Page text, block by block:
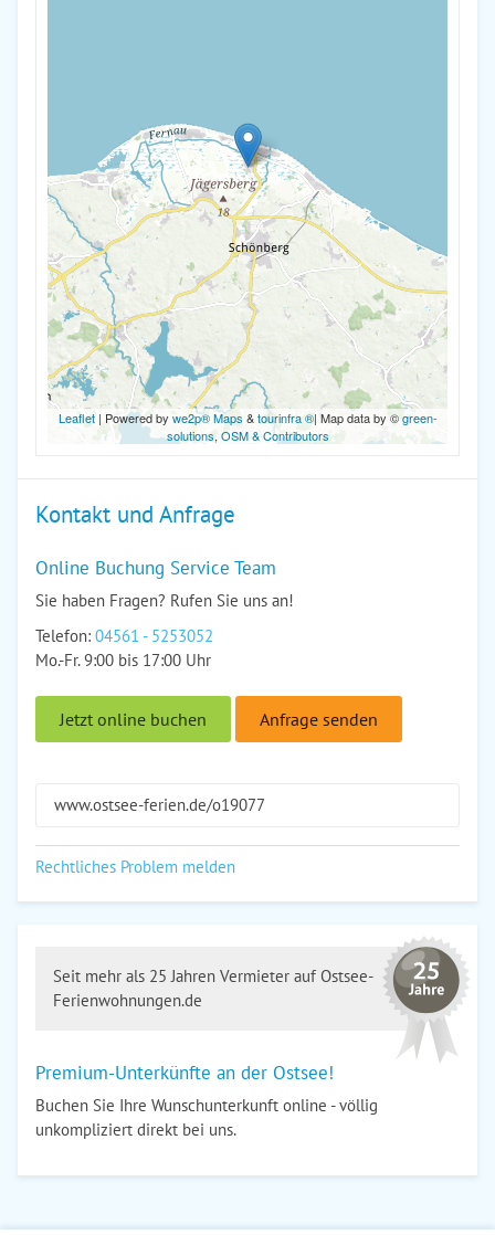
Leaflet| Powered by we2p® Maps &tourinfra ®| Map data by ©green-
solutions, OSM & Contributors
Kontakt und Anfrage
Online Buchung Service Team
Sie haben Fragen? Rufen Sie uns an!
Telefon: 04561 - 5253052
Mo.-Fr. 9:00 bis 17:00 Uhr
Jetzt online buchen Anfrage senden
www.ostsee-ferien.de/o19077
Rechtliches Problem melden
Seit mehr als 25 Jahren Vermieter auf Ostsee-
Ferienwohnungen.de
Premium-Unterkünfte an der Ostsee!
Buchen Sie Ihre Wunschunterkunft online - völlig
unkompliziert direkt bei uns.